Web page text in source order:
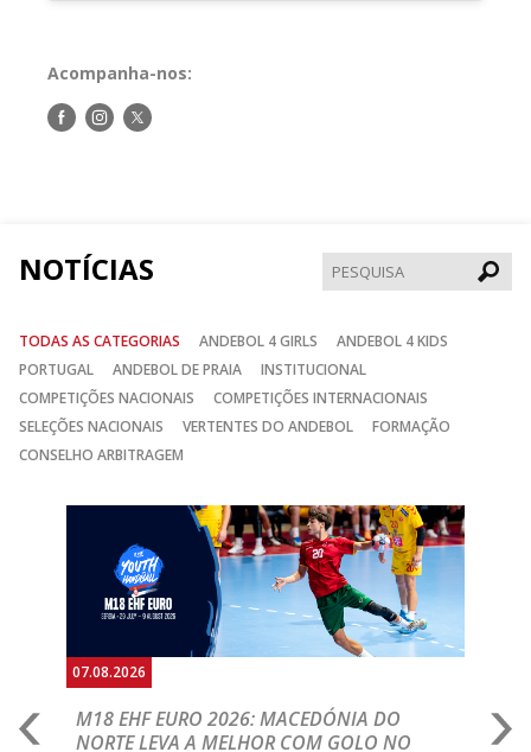
Acompanha-nos:
Siga-Siga-Siga-
NOTÍCIAS
TODAS AS CATEGORIAS ANDEBOL 4 GIRLS
ANDEBOL 4 KIDS
PORTUGAL
ANDEBOL DE PRAIA
INSTITUCIONAL
COMPETIÇÕES NACIONAIS
COMPETIÇÕES INTERNACIONAIS
SELEÇÕES NACIONAIS
VERTENTES DO ANDEBOL
FORMAÇÃO
CONSELHO ARBITRAGEM
07.08.2026
M18 EHF EURO 2026: MACEDÓNIA DO
NORTE LEVA A MELHOR COM GOLO NO